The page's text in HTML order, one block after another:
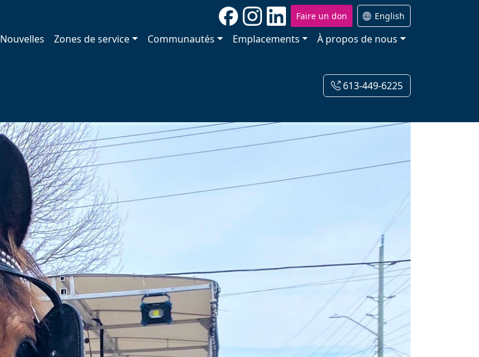
Faire un don English
Nouvelles Zones de service Communautés Emplacements À propos de nous
613-449-6225